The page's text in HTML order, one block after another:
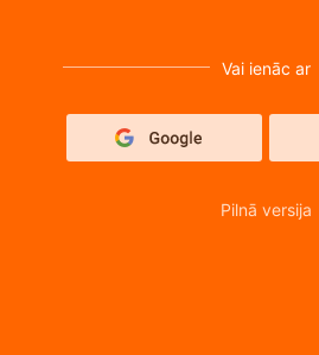
Vai ienāc ar
Pilnā versija